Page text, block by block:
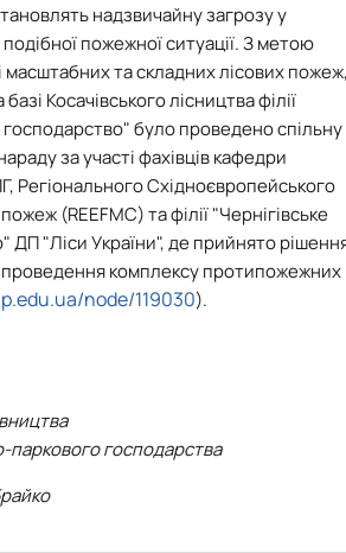
надзвичайну загрозу у
пожежної ситуації. З метою
та складних лісових
Косачівського лісництва філії
господарство" було проведено спільну
за участі фахівців кафедри
Регіонального Східноєвропейського
(REEFMC) та філії "Чернігівське
ДП "Ліси України", де прийнято
комплексу протипожежних
node/119030).
паркового господарства